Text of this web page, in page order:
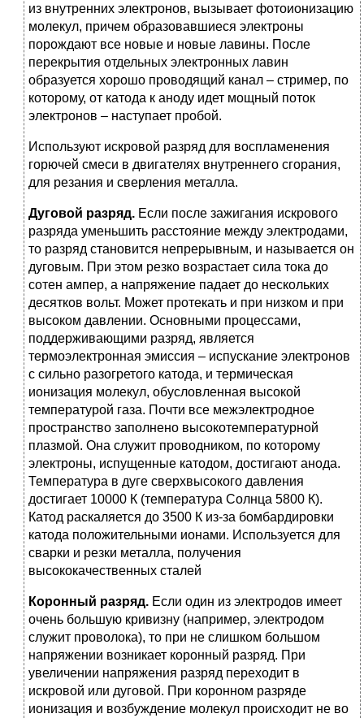
из внутренних электронов, вызывает фотоионизацию
молекул, причем образовавшиеся электроны
порождают все новые и новые лавины. После
перекрытия отдельных электронных лавин
образуется хорошо проводящий канал – стример, по
которому, от катода к аноду идет мощный поток
электронов – наступает пробой.
Используют искровой разряд для воспламенения
горючей смеси в двигателях внутреннего сгорания,
для резания и сверления металла.
Дуговой разряд. Если после зажигания искрового
разряда уменьшить расстояние между электродами,
то разряд становится непрерывным, и называется он
дуговым. При этом резко возрастает сила тока до
сотен ампер, а напряжение падает до нескольких
десятков вольт. Может протекать и при низком и при
высоком давлении. Основными процессами,
поддерживающими разряд, является
термоэлектронная эмиссия – испускание электронов
с сильно разогретого катода, и термическая
ионизация молекул, обусловленная высокой
температурой газа. Почти все межэлектродное
пространство заполнено высокотемпературной
плазмой. Она служит проводником, по которому
электроны, испущенные катодом, достигают анода.
Температура в дуге сверхвысокого давления
достигает 10000 К (температура Солнца 5800 К).
Катод раскаляется до 3500 К из-за бомбардировки
катода положительными ионами. Используется для
сварки и резки металла, получения
высококачественных сталей
Коронный разряд. Если один из электродов имеет
очень большую кривизну (например, электродом
служит проволока), то при не слишком большом
напряжении возникает коронный разряд. При
увеличении напряжения разряд переходит в
искровой или дуговой. При коронном разряде
ионизация и возбуждение молекул происходит не во